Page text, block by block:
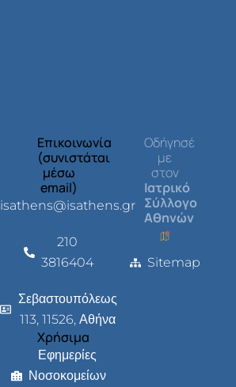
Επικοινωνία
(συνιστάται
μέσω
email)
isathens@isathens.gr
210
3816404
Σεβαστουπόλεως
113, 11526, Αθήνα
Χρήσιμα
Εφημερίες
Νοσοκομείων
Οδήγησέ
με
στον
Ιατρικό
Σύλλογο
Αθηνών
Sitemap